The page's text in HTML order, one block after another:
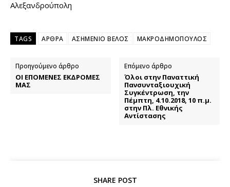
Αλεξανδρούπολη
TAGS ΑΡΘΡΑ ΑΣΗΜΕΝΙΟ ΒΕΛΟΣ ΜΑΚΡΟΔΗΜΟΠΟΥΛΟΣ
Προηγούμενο άρθρο
ΟΙ ΕΠΟΜΕΝΕΣ ΕΚΔΡΟΜΕΣ
ΜΑΣ
Επόμενο άρθρο
Όλοι στην Παναττική
Πανσυνταξιουχική
Συγκέντρωση, την
Πέμπτη, 4.10.2018, 10 π.μ.
στην Πλ. Εθνικής
Αντίστασης
SHARE POST